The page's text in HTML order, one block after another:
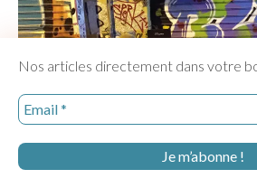
Nos articles directement dans votre